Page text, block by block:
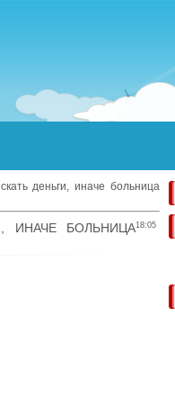
деньги, иначе больница
18:05
ИНАЧЕ БОЛЬНИЦА